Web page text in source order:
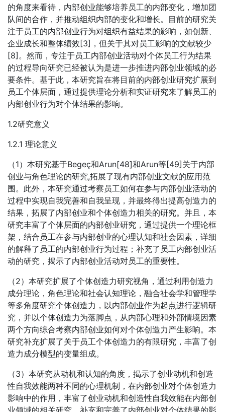
的角度来看待，内部创业能够培养员工的内部变化，增加团
队间的合作，并推动组织内部的变化和增长。目前的研究关
注于员工的内部创业行为对组织有益结果的影响，如创新、
企业成长和整体绩效[3]，但关于其对员工影响的文献较少
[8]。然而，专注于员工内部创业活动对个体员工行为结果
的过程导向研究已经被认为是进一步推进内部创业领域的必
要条件。基于此，本研究旨在将目前的内部创业研究扩展到
员工个体层面，通过提供理论分析和实证研究来了解员工的
内部创业行为对个体结果的影响。
1.2研究意义
1.2.1 理论意义
（1）本研究基于Begeç和Arun[48]和Arun等[49]关于内部
创业与角色理论的研究,拓展了现有内部创业文献的应用范
围。此外，本研究通过考察员工如何在参与内部创业活动的
过程中实现自我完善和自我呈现，并最终得出提高创造力的
结果，拓展了内部创业和个体创造力相关的研究。并且，本
研究丰富了个体层面的内部创业研究，通过提供一个理论框
架，结合员工在参与内部创业的心理认知和社会因素，详细
的解释了员工的内部创业行为过程；补充了员工内部创业活
动的研究，揭示了内部创业活动对员工的重要性。
（2）本研究扩展了个体创造力研究视角，通过利用创造力
成分理论，角色理论和社会认知理论，融合社会学和管理学
等多角度研究个体创造力，以内部创业作为起点进行逻辑研
究，并以个体创造力为落脚点，从内部心理和外部情境因素
两个方向综合考察内部创业如何对个体创造力产生影响。本
研究补充扩展了关于员工个体创造力的有限研究，丰富了创
造力成分模型的变量组成。
（3）本研究从动机和认知的角度，揭示了创业动机和创造
性自我效能两种不同的心理机制，在内部创业对个体创造力
影响中的作用，丰富了创业动机和创造性自我效能在内部创
业领域的相关研究，补充和完善了内部创业对个体结果的影